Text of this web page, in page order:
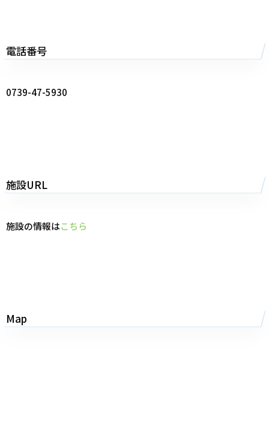
電話番号
0739-47-5930
施設URL
施設の情報はこちら
Map